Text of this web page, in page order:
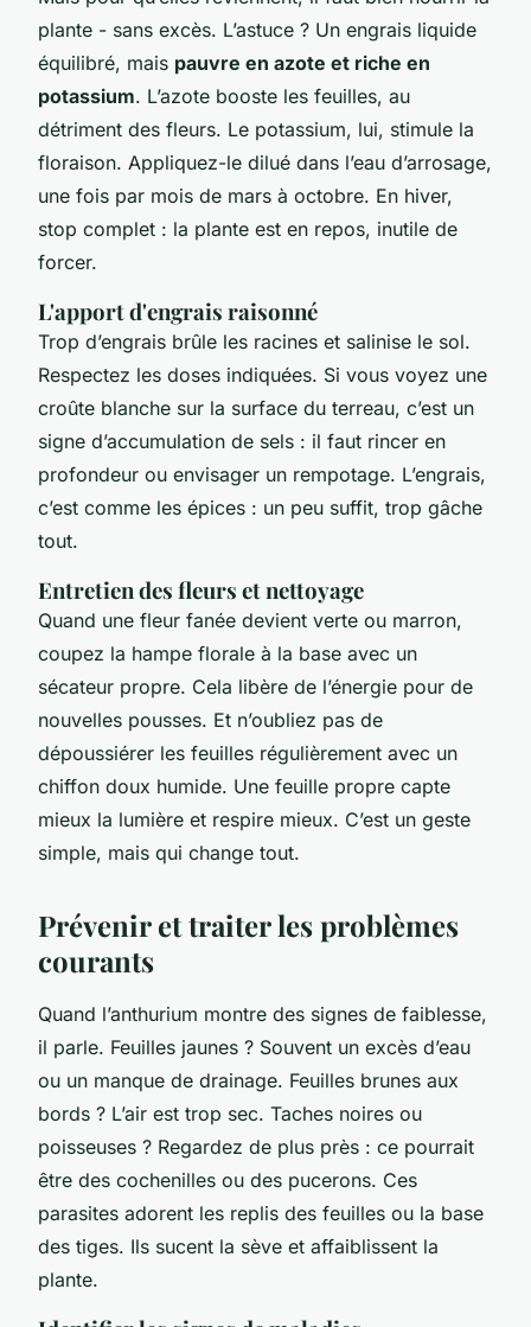
plante - sans excès. L’astuce ? Un engrais liquide
équilibré, mais pauvre en azote et riche en
potassium. L’azote booste les feuilles, au
détriment des fleurs. Le potassium, lui, stimule la
floraison. Appliquez-le dilué dans l’eau d’arrosage,
une fois par mois de mars à octobre. En hiver,
stop complet : la plante est en repos, inutile de
forcer.
L'apport d'engrais raisonné
Trop d’engrais brûle les racines et salinise le sol.
Respectez les doses indiquées. Si vous voyez une
croûte blanche sur la surface du terreau, c’est un
signe d’accumulation de sels : il faut rincer en
profondeur ou envisager un rempotage. L’engrais,
c’est comme les épices : un peu suffit, trop gâche
tout.
Entretien des fleurs et nettoyage
Quand une fleur fanée devient verte ou marron,
coupez la hampe florale à la base avec un
sécateur propre. Cela libère de l’énergie pour de
nouvelles pousses. Et n’oubliez pas de
dépoussiérer les feuilles régulièrement avec un
chiffon doux humide. Une feuille propre capte
mieux la lumière et respire mieux. C’est un geste
simple, mais qui change tout.
Prévenir et traiter les problèmes
courants
Quand l’anthurium montre des signes de faiblesse,
il parle. Feuilles jaunes ? Souvent un excès d’eau
ou un manque de drainage. Feuilles brunes aux
bords ? L’air est trop sec. Taches noires ou
poisseuses ? Regardez de plus près : ce pourrait
être des cochenilles ou des pucerons. Ces
parasites adorent les replis des feuilles ou la base
des tiges. Ils sucent la sève et affaiblissent la
plante.